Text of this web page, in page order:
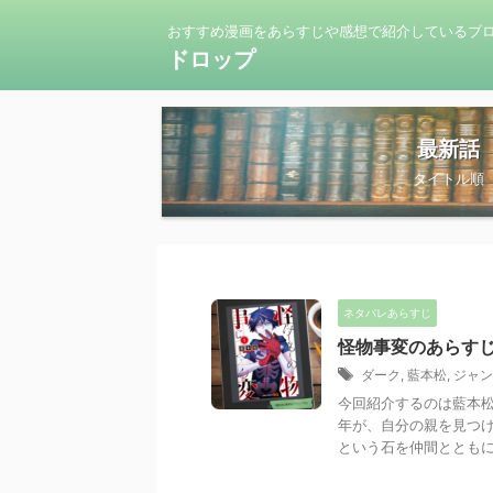
おすすめ漫画をあらすじや感想で紹介しているブロ
ドロップ
最新話
タイトル順
ネタバレあらすじ
怪物事変のあらす
ダーク , 藍本松, ジャ
今回紹介するのは藍本
年が、自分の親を見つ
という石を仲間ととも